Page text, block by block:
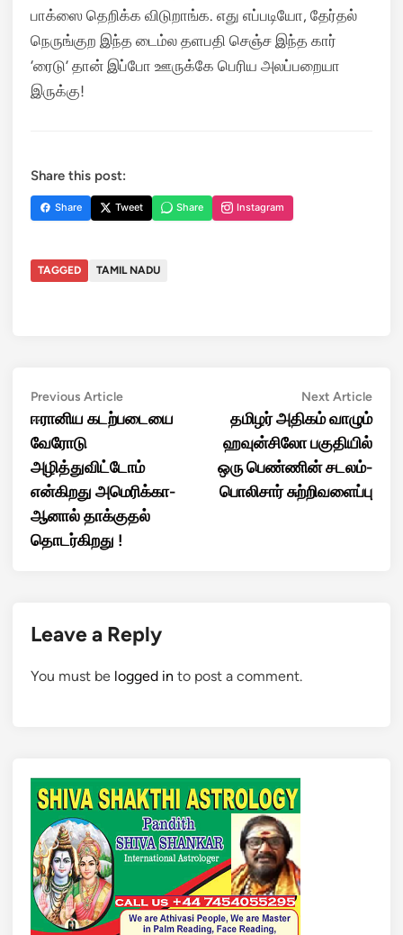
பாக்ஸை தெறிக்க விடுறாங்க. எது எப்படியோ, தேர்தல்
நெருங்குற இந்த டைம்ல தளபதி செஞ்ச இந்த கார்
‘ரைடு’ தான் இப்போ ஊருக்கே பெரிய அலப்பறையா
இருக்கு!
Share this post:
Share Tweet Share Instagram
TAGGED TAMIL NADU
Post
navigation
Previous ArticlePrevious
article:
ஈரானிய கடற்படையை
வேரோடு
அழித்துவிட்டோம்
என்கிறது அமெரிக்கா-
ஆனால் தாக்குதல்
தொடர்கிறது !
Next ArticleNext
தமிழர் அதிகம் வாழும்
ஹவுன்சிலோ பகுதியில்
ஒரு பெண்ணின் சடலம்-
பொலிசார் சுற்றிவளைப்பு
Leave a Reply
You must be logged in to post a comment.